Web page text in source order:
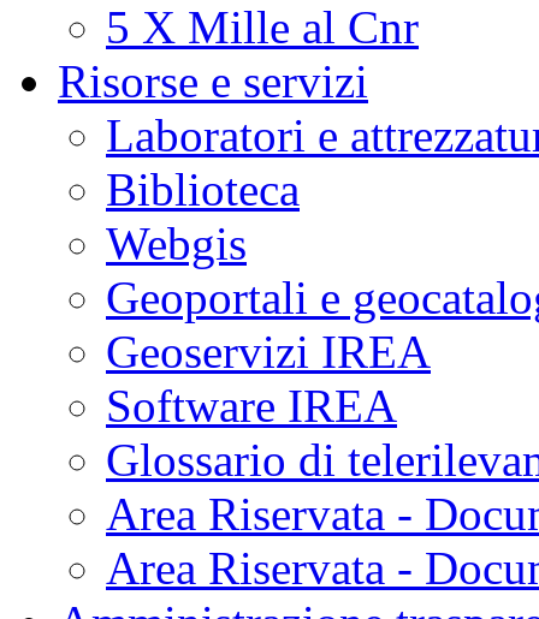
5 X Mille al Cnr
Risorse e servizi
Laboratori e
Biblioteca
Webgis
Geoportali e
Geoservizi IREA
Software IREA
Glossario di
Area Riservata -
Area Riservata -